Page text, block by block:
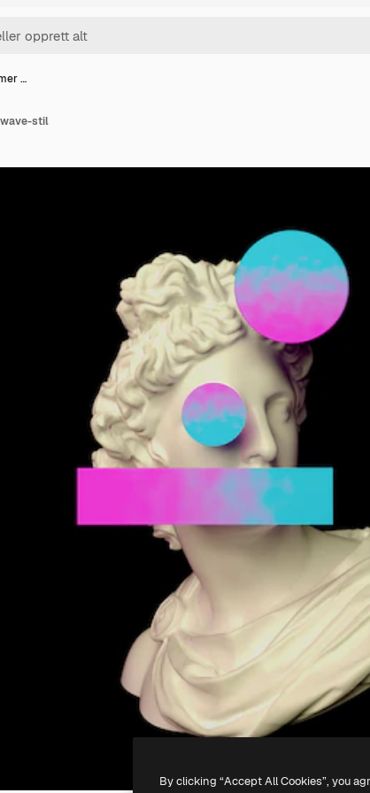
…
stil
By clicking “Accept All Cookies”, you